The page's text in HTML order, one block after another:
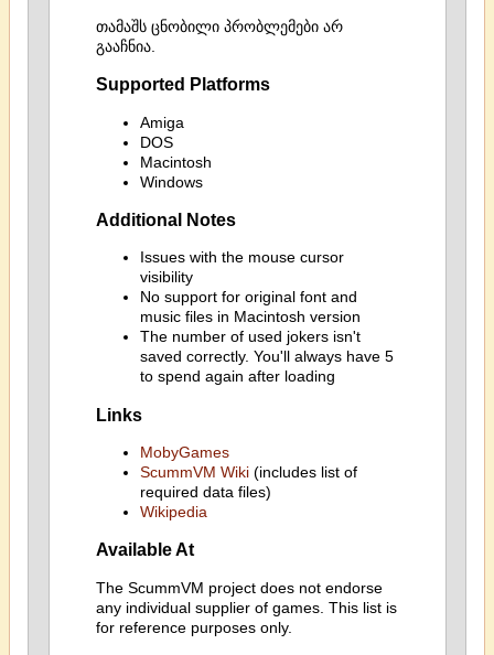
თამაშს ცნობილი პრობლემები არ
გააჩნია.
Supported Platforms
Amiga
DOS
Macintosh
Windows
Additional Notes
Issues with the mouse cursor
visibility
No support for original font and
music files in Macintosh version
The number of used jokers isn't
saved correctly. You'll always have 5
to spend again after loading
Links
MobyGames
ScummVM Wiki(includes list of
required data files)
Wikipedia
Available At
The ScummVM project does not endorse
any individual supplier of games. This list is
for reference purposes only.